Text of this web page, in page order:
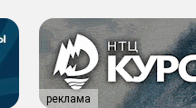
реклама